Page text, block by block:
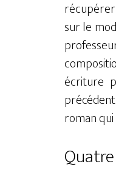
récupérer
sur le
écriture
roman